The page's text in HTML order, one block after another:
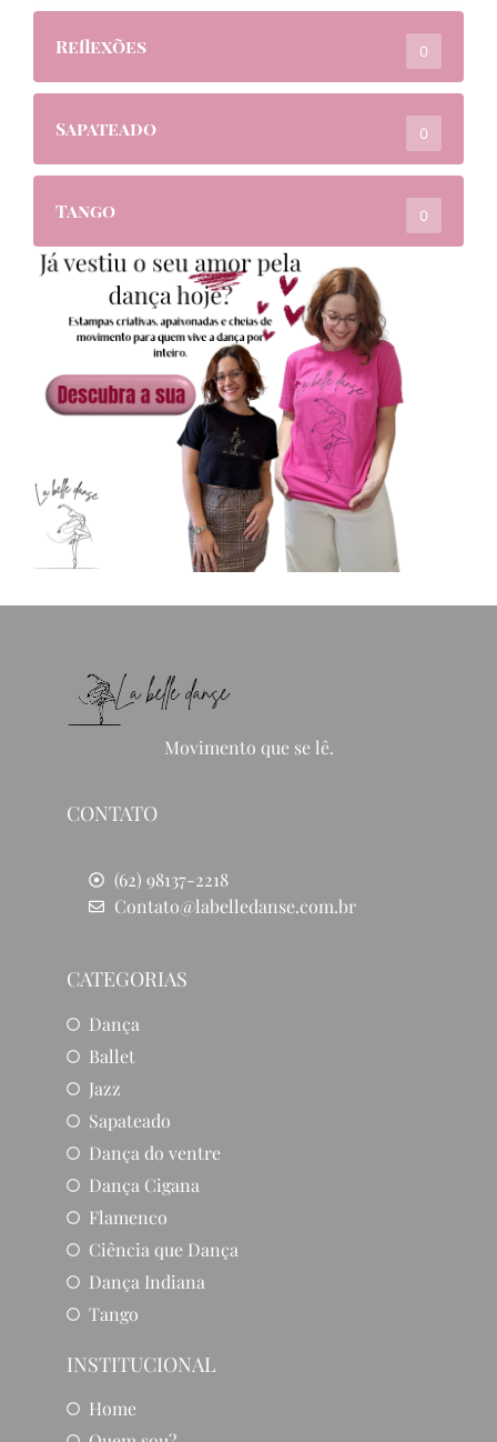
Reflexões 0
Sapateado 0
Tango 0
Movimento que se lê.
CONTATO
(62) 98137-2218
Contato@labelledanse.com.br
CATEGORIAS
Dança
Ballet
Jazz
Sapateado
Dança do ventre
Dança Cigana
Flamenco
Ciência que Dança
Dança Indiana
Tango
INSTITUCIONAL
Home